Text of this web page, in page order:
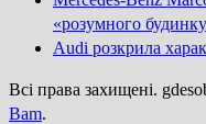
«розумного
Audi розкрила
Всі права захищені.
Bam.